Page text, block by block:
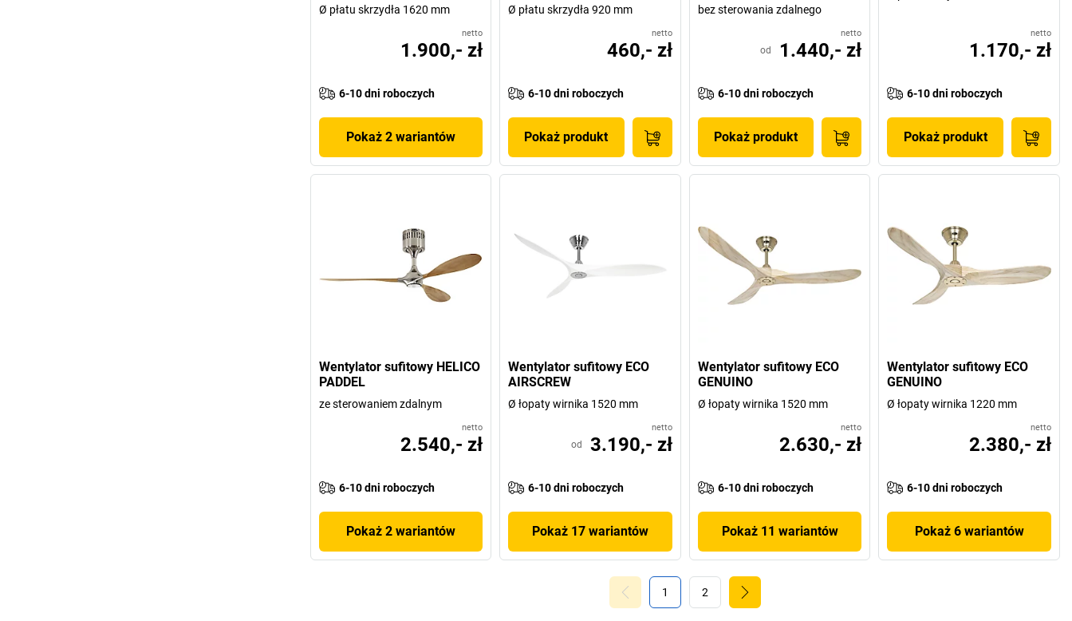
Ø płatu skrzydła 1620 mm
netto
1.900,- zł
6-10 dni roboczych
Pokaż 2 wariantów
Ø płatu skrzydła 920 mm
netto
460,- zł
6-10 dni roboczych
Pokaż produkt
bez sterowania zdalnego
netto
od 1.440,- zł
6-10 dni roboczych
Pokaż produkt
netto
1.170,- zł
6-10 dni roboczych
Pokaż produkt
Wentylator sufitowy HELICO
PADDEL
ze sterowaniem zdalnym
netto
2.540,- zł
6-10 dni roboczych
Pokaż 2 wariantów
Wentylator sufitowy ECO
AIRSCREW
Ø łopaty wirnika 1520 mm
netto
od 3.190,- zł
6-10 dni roboczych
Pokaż 17 wariantów
Wentylator sufitowy ECO
GENUINO
Ø łopaty wirnika 1520 mm
netto
2.630,- zł
6-10 dni roboczych
Pokaż 11 wariantów
Wentylator sufitowy ECO
GENUINO
Ø łopaty wirnika 1220 mm
netto
2.380,- zł
6-10 dni roboczych
Pokaż 6 wariantów
1 2